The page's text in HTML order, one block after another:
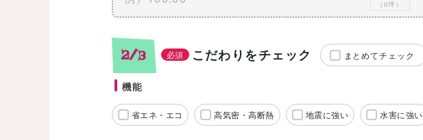
（0坪）
2/3 必須 こだわりをチェック まとめてチェック
機能
省エネ・エコ 高気密・高断熱 地震に強い 水害に強い